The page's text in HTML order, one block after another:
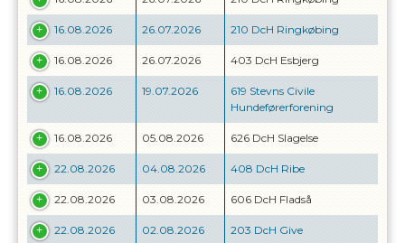
16.08.2026 26.07.2026 210 DcH Ringkøbing
16.08.2026 26.07.2026 403 DcH Esbjerg
16.08.2026 19.07.2026
619 Stevns Civile
Hundeførerforening
16.08.2026 05.08.2026 626 DcH Slagelse
22.08.2026 04.08.2026 408 DcH Ribe
22.08.2026 03.08.2026 606 DcH Fladså
22.08.2026 02.08.2026 203 DcH Give